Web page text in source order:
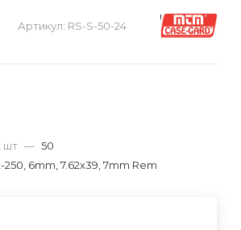
Артикул: RS-S-50-24
шт — 50
250, 6mm, 7.62x39, 7mm Rem